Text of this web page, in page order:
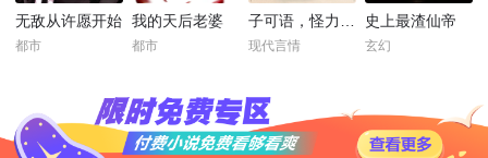
无敌从许愿开始
都市
我的天后老婆
都市 现代言情
史上最渣仙帝
玄幻